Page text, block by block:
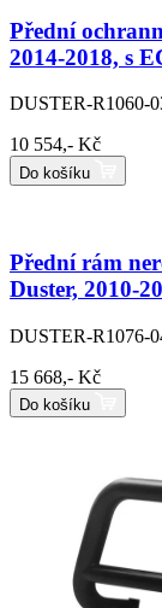
Přední
2014-2018, s
DUSTER-R1060-
10 554,- Kč
Do košíku
Přední rám
Duster, 2010-
DUSTER-R1076-
15 668,- Kč
Do košíku